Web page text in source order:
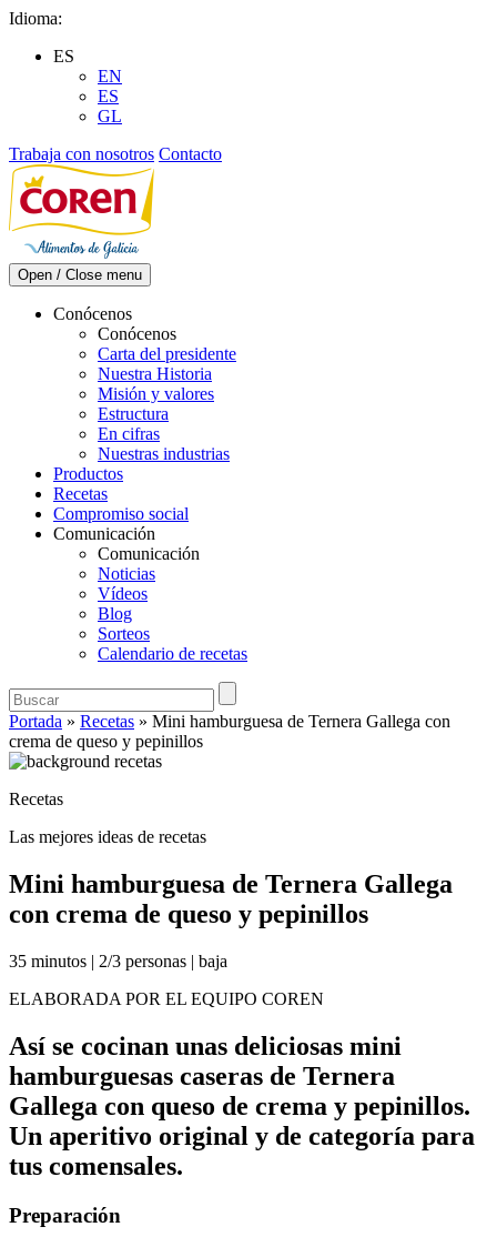
Skip
content
Idioma:
ES
EN
ES
GL
Trabaja con nosotros Contacto
Open / Close menu
Conócenos
Conócenos
Carta del presidente
Nuestra Historia
Misión y valores
Estructura
En cifras
Nuestras industrias
Productos
Recetas
Compromiso social
Comunicación
Comunicación
Noticias
Vídeos
Blog
Sorteos
Calendario de recetas
Portada » Recetas » Mini hamburguesa de Ternera Gallega con
crema de queso y pepinillos
Recetas
Las mejores ideas de recetas
Mini hamburguesa de Ternera Gallega
con crema de queso y pepinillos
35 minutos | 2/3 personas | baja
ELABORADA POR EL EQUIPO COREN
Así se cocinan unas deliciosas mini
hamburguesas caseras de Ternera
Gallega con queso de crema y pepinillos.
Un aperitivo original y de categoría para
tus comensales.
Preparación